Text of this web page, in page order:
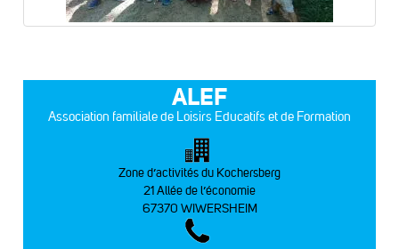
ALEF
Association familiale de Loisirs Educatifs et de Formation
Zone d’activités du Kochersberg
21 Allée de l’économie
67370 WIWERSHEIM